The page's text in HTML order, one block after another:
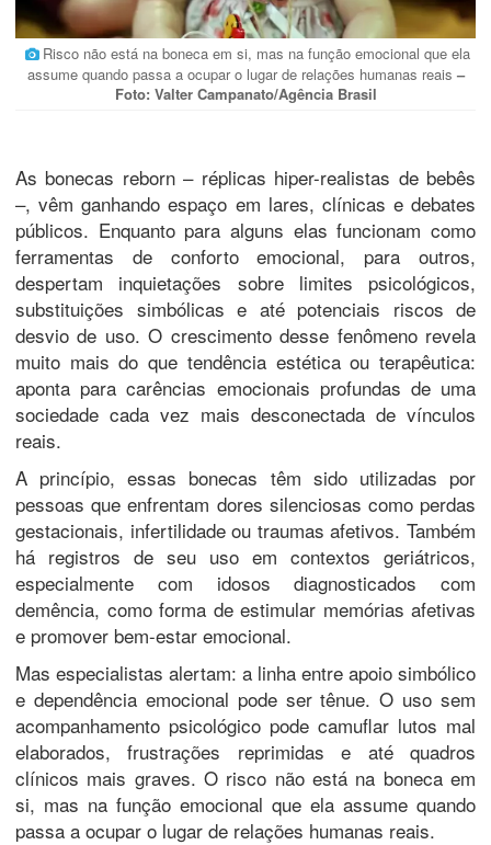
Risco não está na boneca em si, mas na função emocional que ela
assume quando passa a ocupar o lugar de relações humanas reais –
Foto: Valter Campanato/Agência Brasil
As bonecas reborn – réplicas hiper-realistas de bebês
–, vêm ganhando espaço em lares, clínicas e debates
públicos. Enquanto para alguns elas funcionam como
ferramentas de conforto emocional, para outros,
despertam inquietações sobre limites psicológicos,
substituições simbólicas e até potenciais riscos de
desvio de uso. O crescimento desse fenômeno revela
muito mais do que tendência estética ou terapêutica:
aponta para carências emocionais profundas de uma
sociedade cada vez mais desconectada de vínculos
reais.
A princípio, essas bonecas têm sido utilizadas por
pessoas que enfrentam dores silenciosas como perdas
gestacionais, infertilidade ou traumas afetivos. Também
há registros de seu uso em contextos geriátricos,
especialmente com idosos diagnosticados com
demência, como forma de estimular memórias afetivas
e promover bem-estar emocional.
Mas especialistas alertam: a linha entre apoio simbólico
e dependência emocional pode ser tênue. O uso sem
acompanhamento psicológico pode camuflar lutos mal
elaborados, frustrações reprimidas e até quadros
clínicos mais graves. O risco não está na boneca em
si, mas na função emocional que ela assume quando
passa a ocupar o lugar de relações humanas reais.